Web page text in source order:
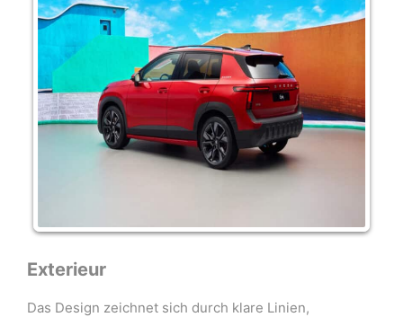
Exterieur
Das Design zeichnet sich durch klare Linien,